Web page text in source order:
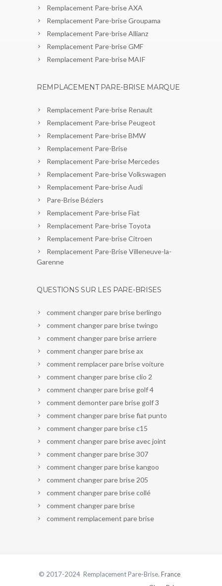
Remplacement Pare-brise AXA
Remplacement Pare-brise Groupama
Remplacement Pare-brise Allianz
Remplacement Pare-brise GMF
Remplacement Pare-brise MAIF
REMPLACEMENT PARE-BRISE MARQUE
Remplacement Pare-brise Renault
Remplacement Pare-brise Peugeot
Remplacement Pare-brise BMW
Remplacement Pare-Brise
Remplacement Pare-brise Mercedes
Remplacement Pare-brise Volkswagen
Remplacement Pare-brise Audi
Pare-Brise Béziers
Remplacement Pare-brise Fiat
Remplacement Pare-brise Toyota
Remplacement Pare-brise Citroen
Remplacement Pare-Brise Villeneuve-la-
Garenne
QUESTIONS SUR LES PARE-BRISES
comment changer pare brise berlingo
comment changer pare brise twingo
comment changer pare brise arriere
comment changer pare brise ax
comment remplacer pare brise voiture
comment changer pare brise clio 2
comment changer pare brise golf 4
comment demonter pare brise golf 3
comment changer pare brise fiat punto
comment changer pare brise c15
comment changer pare brise avec joint
comment changer pare brise 307
comment changer pare brise kangoo
comment changer pare brise 205
comment changer pare brise collé
comment changer pare brise
comment remplacement pare brise
© 2017-2024 Remplacement Pare-Brise. France